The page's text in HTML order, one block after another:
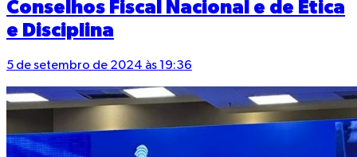
Conselhos Fiscal Nacional e de Ética
e Disciplina
5 de setembro de 2024 às 19:36